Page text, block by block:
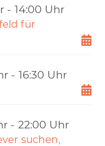
- 14:00 Uhr
für
- 16:30 Uhr
- 22:00 Uhr
suchen,